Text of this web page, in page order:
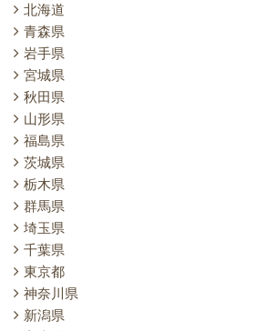
北海道
青森県
岩手県
宮城県
秋田県
山形県
福島県
茨城県
栃木県
群馬県
埼玉県
千葉県
東京都
神奈川県
新潟県